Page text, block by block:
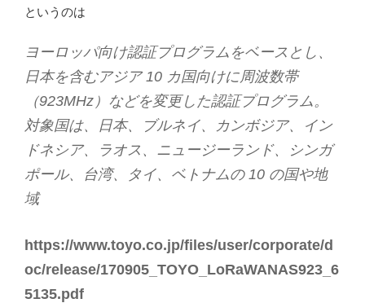
というのは
ヨーロッパ向け認証プログラムをベースとし、
日本を含むアジア 10 カ国向けに周波数帯
（923MHz）などを変更した認証プログラム。
対象国は、日本、ブルネイ、カンボジア、イン
ドネシア、ラオス、ニュージーランド、シンガ
ポール、台湾、タイ、ベトナムの 10 の国や地
域
https://www.toyo.co.jp/files/user/corporate/d
oc/release/170905_TOYO_LoRaWANAS923_6
5135.pdf